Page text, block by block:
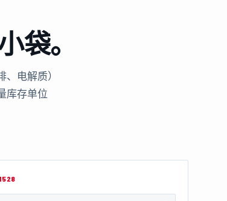
袋。
电解质）
库存单位